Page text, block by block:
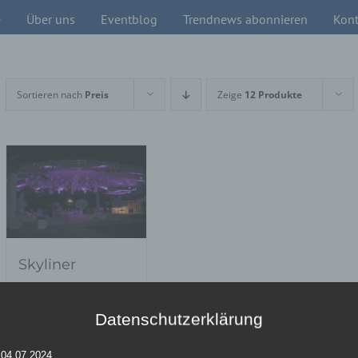
Über uns Eventblog Trendnews abonnieren
Sortieren nach Preis Zeige 12 Produkte
Skyliner
Datenschutzerklärung